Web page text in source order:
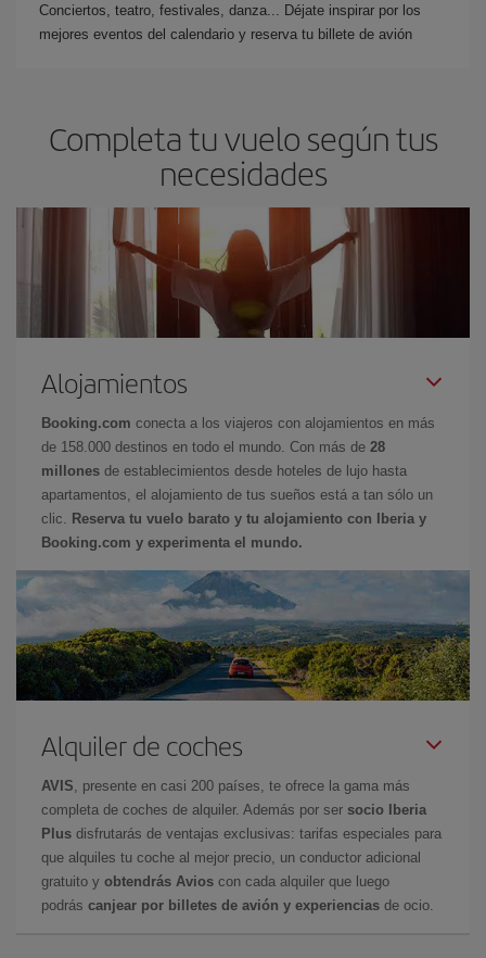
Conciertos, teatro, festivales, danza... Déjate inspirar por los
mejores eventos del calendario y reserva tu billete de avión
Completa tu vuelo según tus
necesidades
Alojamientos
Booking.com conecta a los viajeros con alojamientos en más
de 158.000 destinos en todo el mundo. Con más de 28
millones de establecimientos desde hoteles de lujo hasta
apartamentos, el alojamiento de tus sueños está a tan sólo un
clic.
Reserva tu vuelo barato y tu alojamiento con Iberia y
Booking.com y experimenta el mundo.
Alquiler de coches
AVIS , presente en casi 200 países, te ofrece la gama más
completa de coches de alquiler. Además por ser socio Iberia
Plus disfrutarás de ventajas exclusivas: tarifas especiales para
que alquiles tu coche al mejor precio, un conductor adicional
gratuito y obtendrás Avios con cada alquiler que luego
podrás canjear por billetes de avión y experiencias de ocio.